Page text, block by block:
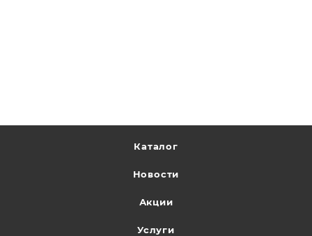
Каталог
Новости
Акции
Услуги